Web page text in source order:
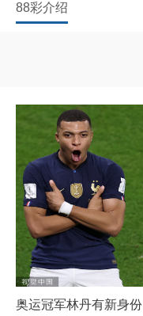
88彩介绍
奥运冠军林丹有新身份